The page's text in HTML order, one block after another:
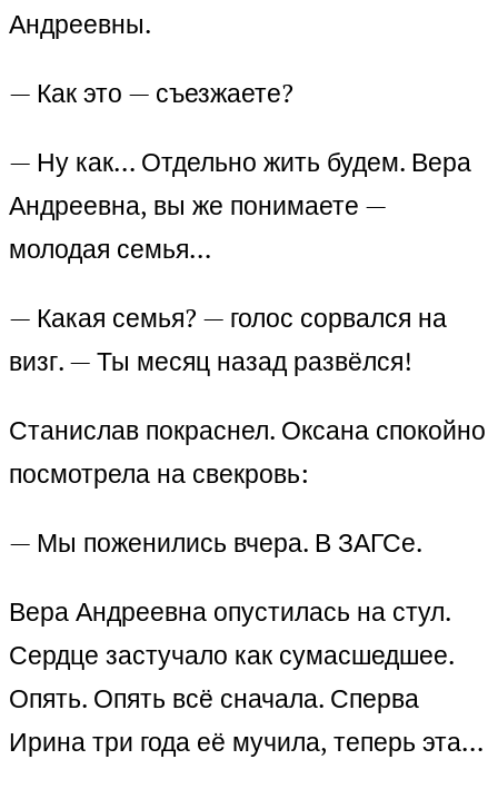
Андреевны.
— Как это — съезжаете?
— Ну как… Отдельно жить будем. Вера
Андреевна, вы же понимаете —
молодая семья…
— Какая семья? — голос сорвался на
визг. — Ты месяц назад развёлся!
Станислав покраснел. Оксана спокойно
посмотрела на свекровь:
— Мы поженились вчера. В ЗАГСе.
Вера Андреевна опустилась на стул.
Сердце застучало как сумасшедшее.
Опять. Опять всё сначала. Сперва
Ирина три года её мучила, теперь эта…